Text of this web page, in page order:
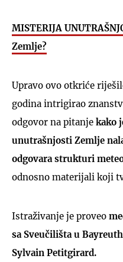
MISTERIJA
Zemlje?
Upravo ovo otkriće
godina intrigirao
odgovor na pitanje kako
unutrašnjosti Zemlje
odgovara strukturi
odnosno materijali koji
Istraživanje je proveo
sa Sveučilišta u
Sylvain Petitgirard.